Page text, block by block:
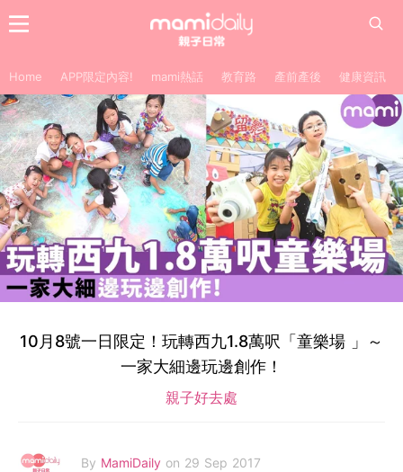
Home APP限定內容! mami熱話 教育路 產前產後 健康資訊
10月8號一日限定！玩轉西九1.8萬呎「童樂場 」～
一家大細邊玩邊創作！
親子好去處
By MamiDaily on 29 Sep 2017